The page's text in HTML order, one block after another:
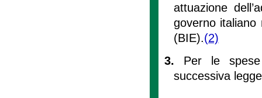
attuazione
governo italiano
(BIE).(2)
3. Per le
successiva